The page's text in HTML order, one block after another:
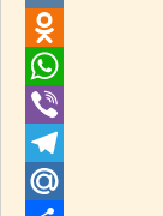
VK
Odnoklassniki
WhatsApp
Viber
Telegram